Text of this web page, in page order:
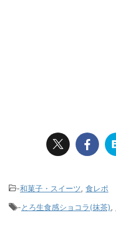
-和菓子・スイーツ, 食レポ
-とろ生食感ショコラ(抹茶),